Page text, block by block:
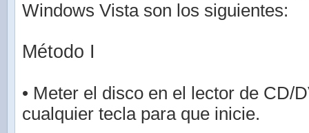
Windows Vista son los siguientes:
Método I
• Meter el disco en el lector de CD/
cualquier tecla para que inicie.